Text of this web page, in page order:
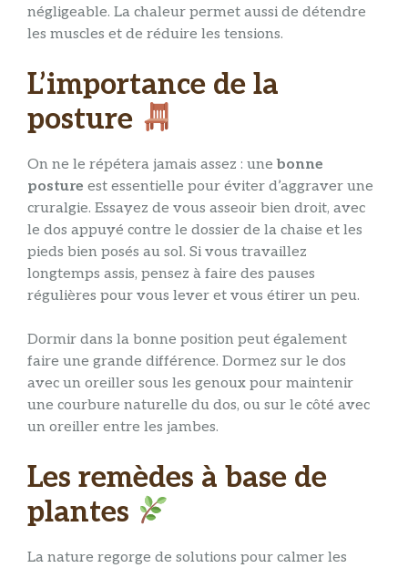
négligeable. La chaleur permet aussi de détendre
les muscles et de réduire les tensions.
L’importance de la
posture
On ne le répétera jamais assez : unebonne
posture est essentielle pour éviter d’aggraver une
cruralgie. Essayez de vous asseoir bien droit, avec
le dos appuyé contre le dossier de la chaise et les
pieds bien posés au sol. Si vous travaillez
longtemps assis, pensez à faire des pauses
régulières pour vous lever et vous étirer un peu.
Dormir dans la bonne position peut également
faire une grande différence. Dormez sur le dos
avec un oreiller sous les genoux pour maintenir
une courbure naturelle du dos, ou sur le côté avec
un oreiller entre les jambes.
Les remèdes à base de
plantes
La nature regorge de solutions pour calmer les